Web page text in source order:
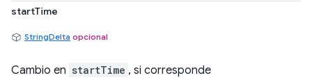
startTime
StringDelta opcional
Cambio en startTime , si corresponde